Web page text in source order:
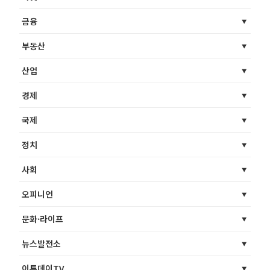
금융
부동산
산업
경제
국제
정치
사회
오피니언
문화·라이프
뉴스발전소